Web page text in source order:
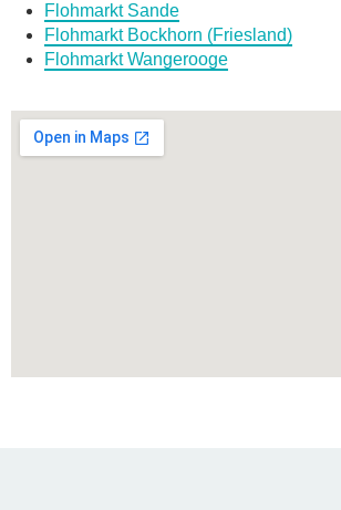
Flohmarkt Sande
Flohmarkt Bockhorn (Friesland)
Flohmarkt Wangerooge